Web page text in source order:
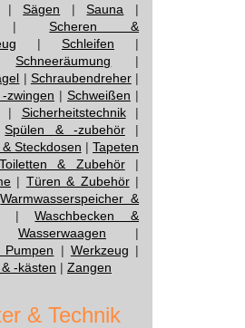
|Sägen |Sauna |
Scheren &
| Schleifen |
Schneeräumung |
| Schraubendreher|
zwingen | Schweißen |
Sicherheitstechnik|
Spülen & -zubehör|
Steckdosen |Tapeten
Toiletten & Zubehör|
| Türen & Zubehör|
Warmwasserspeicher &
|Waschbecken &
Wasserwaagen |
Pumpen | Werkzeug |
-kästen | Zangen
& Technik